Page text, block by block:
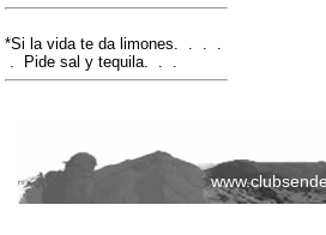
*Si la vida te da limones. . . .
. Pide sal y tequila. . .